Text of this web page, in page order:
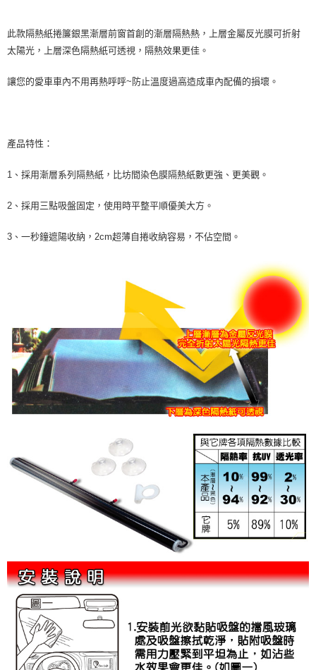
※ 請注意：結帳手續完成當下不需立刻繳費，但若您需要取消訂單，請聯絡
購買商品的店家。未經商家同意取消之訂單仍視為有效，需透過AFTEE先享
是否繳費成功／繳費後需取消欲退款等相關疑問，請聯繫「AFTEE先享後付
１．透過由恩沛科技股份有限公司提供之「AFTEE先享後付」服務完成之交
易，需依本服務之必要範圍內提供個人資料，並將交易相關給付款項請求債
２．關於個人資料處理事宜，請瀏覽以下網址：
３．未成年的使用者請事先徵得法定代理人或監護人之同意方可使用
４．使用「AFTEE先享後付」時，將依據個別帳號之用戶狀況，依本公司即
５．嚴禁一人註冊多個帳號或使用他人資訊註冊。若發現惡意使用之情形，
恩沛科技股份有限公司將有權停止該用戶之使用額度並採取法律行動。
此款隔熱紙捲簾銀黑漸層前窗首創的漸層隔熱熱，上層金屬反光膜可折射
太陽光，上層深色隔熱紙可透視，隔熱效果更佳。
讓您的愛車車內不用再熱呼呼~防止溫度過高造成車內配備的損壞。
產品特性：
1、採用漸層系列隔熱紙，比坊間染色膜隔熱紙數更強、更美觀。
2、採用三點吸盤固定，使用時平整平順優美大方。
3、一秒鐘遮陽收納，2cm超薄自捲收納容易，不佔空間。